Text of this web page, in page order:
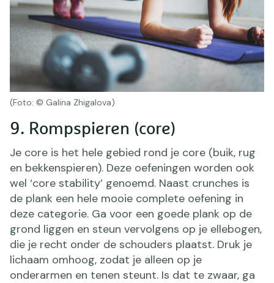
(Foto: © Galina Zhigalova)
9. Rompspieren (core)
Je core is het hele gebied rond je core (buik, rug
en bekkenspieren). Deze oefeningen worden ook
wel ‘core stability’ genoemd. Naast crunches is
de plank een hele mooie complete oefening in
deze categorie. Ga voor een goede plank op de
grond liggen en steun vervolgens op je ellebogen,
die je recht onder de schouders plaatst. Druk je
lichaam omhoog, zodat je alleen op je
onderarmen en tenen steunt. Is dat te zwaar, ga